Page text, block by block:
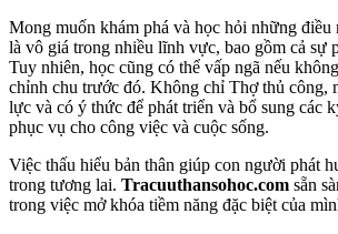
Mong muốn khám phá và học hỏi những điều
là vô giá trong nhiều lĩnh vực, bao gồm cả sự
Tuy nhiên, học cũng có thể vấp ngã nếu
chỉnh chu trước đó. Không chỉ Thợ thủ công,
lực và có ý thức để phát triển và bổ sung các
phục vụ cho công việc và cuộc sống.
Việc thấu hiểu bản thân giúp con người phát
trong tương lai. Tracuuthansohoc.com sẵn
trong việc mở khóa tiềm năng đặc biệt của